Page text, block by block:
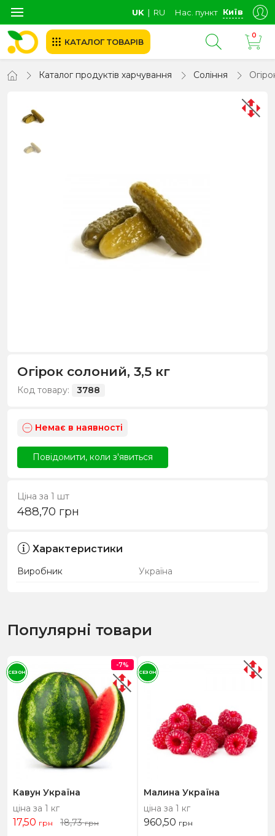
UK ∣ RU Нас. пункт Київ
КАТАЛОГ ТОВАРІВ
0
Каталог продуктів харчування Соління
Огірок солоний, 3,5 кг
Код товару: 3788
Немає в наявності
Повідомити, коли з'явиться
Ціна за 1 шт
488,70 грн
Характеристики
Виробник Україна
Популярні товари
Кавун Україна
ціна за 1 кг
17,50 грн 18,73грн
-7%
СЕЗОН
Малина Україна
ціна за 1 кг
960,50 грн
СЕЗОН